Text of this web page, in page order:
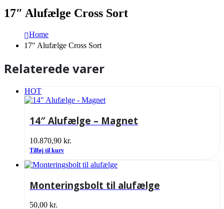
17″ Alufælge Cross Sort
Home
17″ Alufælge Cross Sort
Relaterede varer
HOT
14″ Alufælge – Magnet
10.870,90 kr.
Tilføj til kurv
Monteringsbolt til alufælge
50,00 kr.